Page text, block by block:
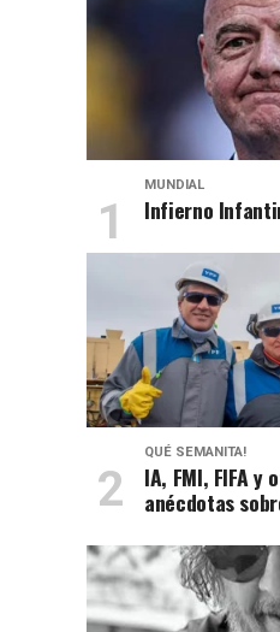
MUNDIAL
Infierno
QUÉ SEMANITA!
IA, FMI, FIFA y
anécdotas